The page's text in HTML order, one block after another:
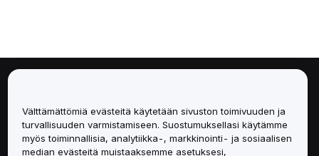
Palvelut
Välttämättömiä evästeitä käytetään sivuston toimivuuden ja
turvallisuuden varmistamiseen. Suostumuksellasi käytämme
myös toiminnallisia, analytiikka-, markkinointi- ja sosiaalisen
median evästeitä muistaaksemme asetuksesi,